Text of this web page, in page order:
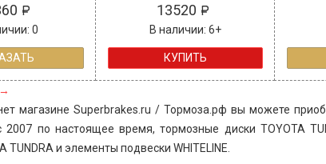
0
13520
В наличии: 6+
КУПИТЬ
→
магазине Superbrakes.ru / Тормоза.рф вы можете
2007 по настоящее время, тормозные диски TOYOTA
TUNDRA и элементы подвески WHITELINE.